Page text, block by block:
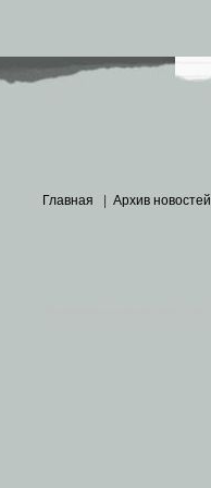
Главная | Архив новостей